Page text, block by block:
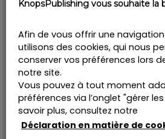
waarin juridische professionals
hun dagelijkse
werkinstrument dus, mede
handige meeneemformaat.
worden twee maal per jaar
steeds over de meest actuele
beschikt. Deze reeks is
e-book.
Peter De Smet, licentiaat in
KnopsPublishing vous souhaite la
Afin de vous offrir une
utilisons des cookies, qui nous
conserver vos préférences lors
notre site.
Vous pouvez à tout moment
préférences via l’onglet "gérer
savoir plus, consultez notre
Déclaration en matière de